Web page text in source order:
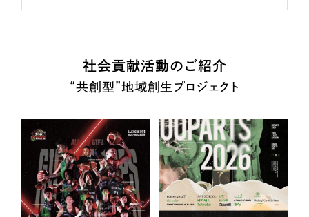
社会貢献活動のご紹介
“共創型”地域創生プロジェクト